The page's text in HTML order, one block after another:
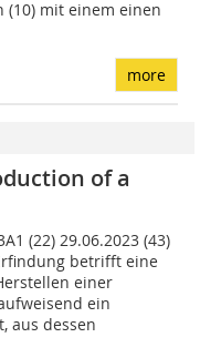
(10) mit einem einen
more
of a
(22) 29.06.2023 (43)
betrifft eine
einer
ein
aus dessen